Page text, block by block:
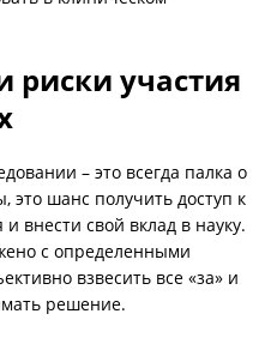
риски участия
– это всегда палка о
это шанс получить доступ к
внести свой вклад в науку.
с определенными
взвесить все «за» и
решение.